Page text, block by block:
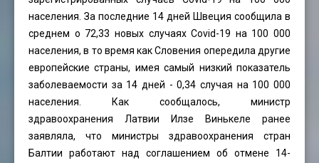
населения. За последние 14 дней Швеция сообщила в
среднем о 72,33 новых случаях Covid-19 на 100 000
населения, в то время как Словения опередила другие
европейские страны, имея самый низкий показатель
заболеваемости за 14 дней - 0,34 случая на 100 000
населения. Как сообщалось, министр
здравоохранения Латвии Илзе Винькеле ранее
заявляла, что министры здравоохранения стран
Балтии работают над соглашением об отмене 14-